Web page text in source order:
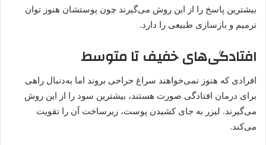
بیشترین پاسخ را از این روش می‌گیرند چون پوستشان هنوز توان
ترمیم و بازسازی طبیعی را دارد.
افتادگی‌های خفیف تا متوسط
افرادی که هنوز نمی‌خواهند سراغ جراحی بروند اما به‌دنبال راهی
برای درمان افتادگی صورت هستند، بیشترین سود را از این روش
می‌گیرند. لیزر به جای کشیدن پوست، زیرساخت آن را تقویت
می‌کند.